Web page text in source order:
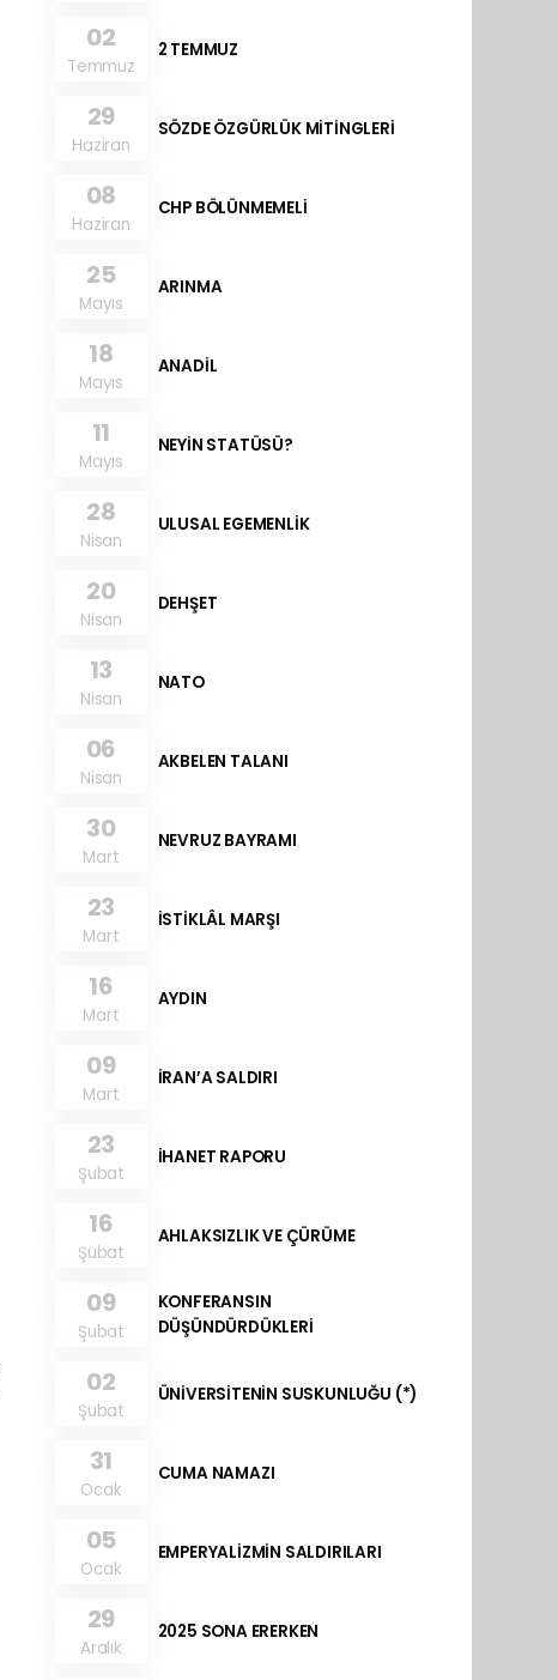
02
Temmuz
2 TEMMUZ
29
Haziran
SÖZDE ÖZGÜRLÜK MİTİNGLERİ
08
Haziran
CHP BÖLÜNMEMELİ
25
Mayıs
ARINMA
18
Mayıs
ANADİL
11
Mayıs
NEYİN STATÜSÜ?
28
Nisan
ULUSAL EGEMENLİK
20
Nisan
DEHŞET
13
Nisan
NATO
06
Nisan
AKBELEN TALANI
30
Mart
NEVRUZ BAYRAMI
23
Mart
İSTİKLÂL MARŞI
16
Mart
AYDIN
09
Mart
İRAN’A SALDIRI
23
Şubat
İHANET RAPORU
16
Şubat
AHLAKSIZLIK VE ÇÜRÜME
09
Şubat
KONFERANSIN
DÜŞÜNDÜRDÜKLERİ
02
Şubat
ÜNİVERSİTENİN SUSKUNLUĞU (*)
31
Ocak
CUMA NAMAZI
05
Ocak
EMPERYALİZMİN SALDIRILARI
29
Aralık
2025 SONA ERERKEN